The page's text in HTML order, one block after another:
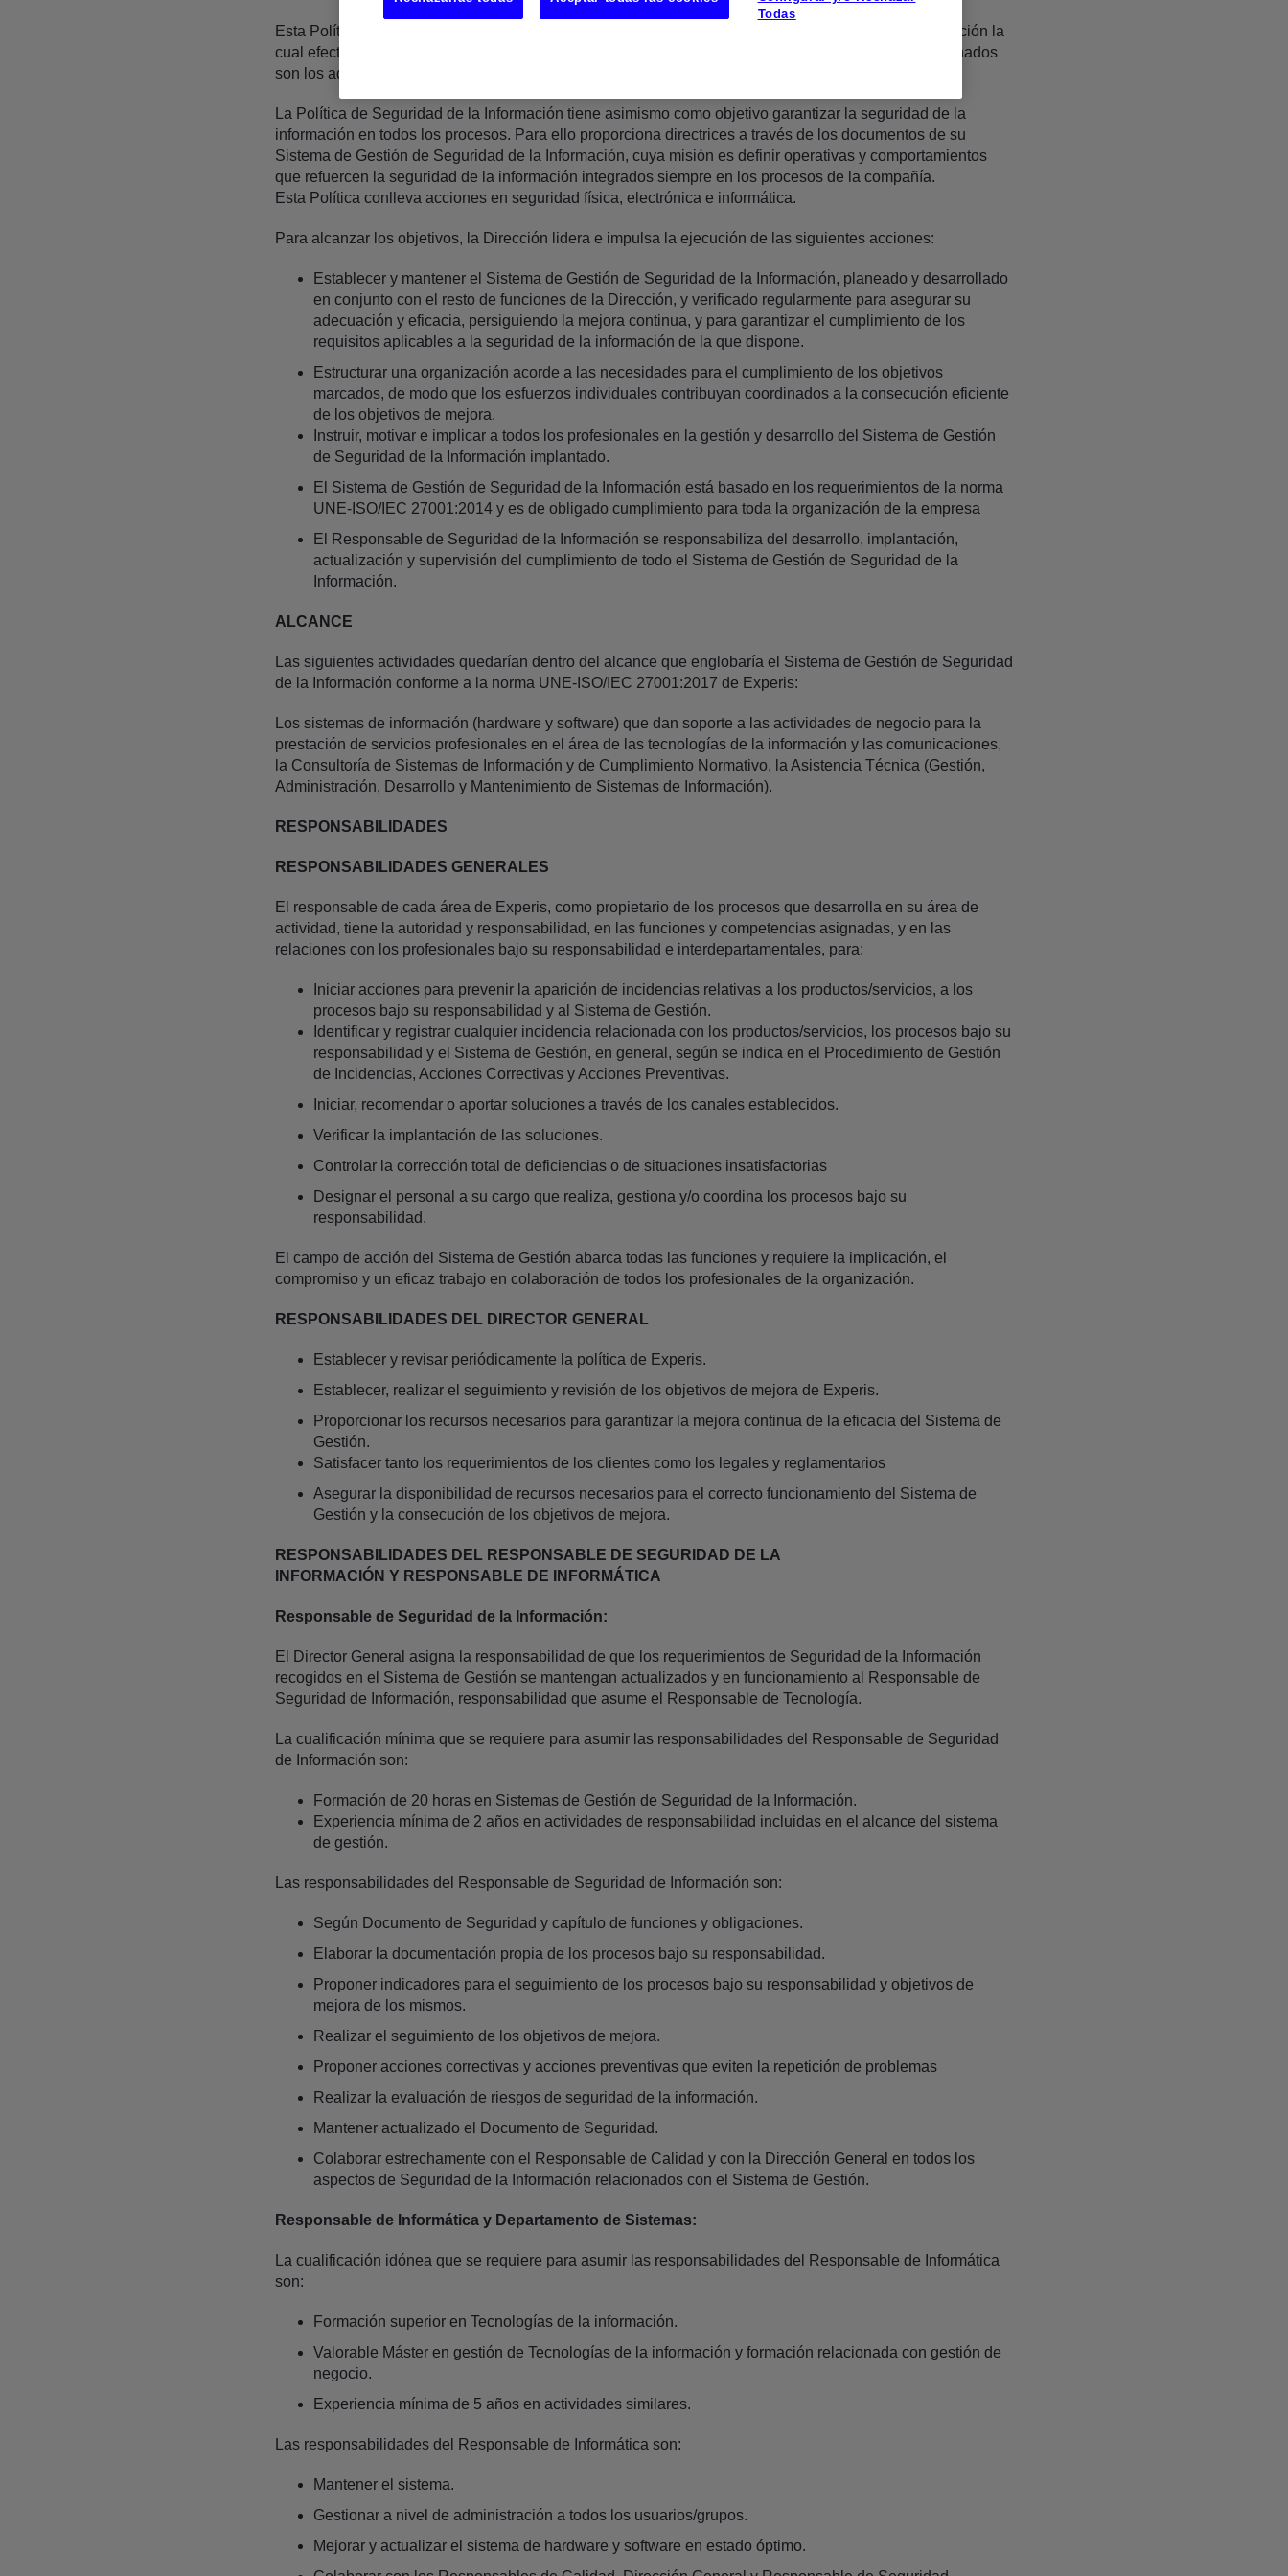
Esta Política de Seguridad de la Información es coherente con los objetivos establecidos por la Dirección la
cual efectúa los seguimientos sistemáticos que entienda oportunos y comprueba si los recursos asignados
son los adecuados para su correcto desarrollo.
La Política de Seguridad de la Información tiene asimismo como objetivo garantizar la seguridad de la
información en todos los procesos. Para ello proporciona directrices a través de los documentos de su
Sistema de Gestión de Seguridad de la Información, cuya misión es definir operativas y comportamientos
que refuercen la seguridad de la información integrados siempre en los procesos de la compañía.
Esta Política conlleva acciones en seguridad física, electrónica e informática.
Para alcanzar los objetivos, la Dirección lidera e impulsa la ejecución de las siguientes acciones:
Establecer y mantener el Sistema de Gestión de Seguridad de la Información, planeado y desarrollado
en conjunto con el resto de funciones de la Dirección, y verificado regularmente para asegurar su
adecuación y eficacia, persiguiendo la mejora continua, y para garantizar el cumplimiento de los
requisitos aplicables a la seguridad de la información de la que dispone.
Estructurar una organización acorde a las necesidades para el cumplimiento de los objetivos
marcados, de modo que los esfuerzos individuales contribuyan coordinados a la consecución eficiente
de los objetivos de mejora.
Instruir, motivar e implicar a todos los profesionales en la gestión y desarrollo del Sistema de Gestión
de Seguridad de la Información implantado.
El Sistema de Gestión de Seguridad de la Información está basado en los requerimientos de la norma
UNE-ISO/IEC 27001:2014 y es de obligado cumplimiento para toda la organización de la empresa
El Responsable de Seguridad de la Información se responsabiliza del desarrollo, implantación,
actualización y supervisión del cumplimiento de todo el Sistema de Gestión de Seguridad de la
Información.
ALCANCE
Las siguientes actividades quedarían dentro del alcance que englobaría el Sistema de Gestión de Seguridad
de la Información conforme a la norma UNE-ISO/IEC 27001:2017 de Experis:
Los sistemas de información (hardware y software) que dan soporte a las actividades de negocio para la
prestación de servicios profesionales en el área de las tecnologías de la información y las comunicaciones,
la Consultoría de Sistemas de Información y de Cumplimiento Normativo, la Asistencia Técnica (Gestión,
Administración, Desarrollo y Mantenimiento de Sistemas de Información).
RESPONSABILIDADES
RESPONSABILIDADES GENERALES
El responsable de cada área de Experis, como propietario de los procesos que desarrolla en su área de
actividad, tiene la autoridad y responsabilidad, en las funciones y competencias asignadas, y en las
relaciones con los profesionales bajo su responsabilidad e interdepartamentales, para:
Iniciar acciones para prevenir la aparición de incidencias relativas a los productos/servicios, a los
procesos bajo su responsabilidad y al Sistema de Gestión.
Identificar y registrar cualquier incidencia relacionada con los productos/servicios, los procesos bajo su
responsabilidad y el Sistema de Gestión, en general, según se indica en el Procedimiento de Gestión
de Incidencias, Acciones Correctivas y Acciones Preventivas.
Iniciar, recomendar o aportar soluciones a través de los canales establecidos.
Verificar la implantación de las soluciones.
Controlar la corrección total de deficiencias o de situaciones insatisfactorias
Designar el personal a su cargo que realiza, gestiona y/o coordina los procesos bajo su
responsabilidad.
El campo de acción del Sistema de Gestión abarca todas las funciones y requiere la implicación, el
compromiso y un eficaz trabajo en colaboración de todos los profesionales de la organización.
RESPONSABILIDADES DEL DIRECTOR GENERAL
Establecer y revisar periódicamente la política de Experis.
Establecer, realizar el seguimiento y revisión de los objetivos de mejora de Experis.
Proporcionar los recursos necesarios para garantizar la mejora continua de la eficacia del Sistema de
Gestión.
Satisfacer tanto los requerimientos de los clientes como los legales y reglamentarios
Asegurar la disponibilidad de recursos necesarios para el correcto funcionamiento del Sistema de
Gestión y la consecución de los objetivos de mejora.
RESPONSABILIDADES DEL RESPONSABLE DE SEGURIDAD DE LA
INFORMACIÓN Y RESPONSABLE DE INFORMÁTICA
Responsable de Seguridad de la Información:
El Director General asigna la responsabilidad de que los requerimientos de Seguridad de la Información
recogidos en el Sistema de Gestión se mantengan actualizados y en funcionamiento al Responsable de
Seguridad de Información, responsabilidad que asume el Responsable de Tecnología.
La cualificación mínima que se requiere para asumir las responsabilidades del Responsable de Seguridad
de Información son:
Formación de 20 horas en Sistemas de Gestión de Seguridad de la Información.
Experiencia mínima de 2 años en actividades de responsabilidad incluidas en el alcance del sistema
de gestión.
Las responsabilidades del Responsable de Seguridad de Información son:
Según Documento de Seguridad y capítulo de funciones y obligaciones.
Elaborar la documentación propia de los procesos bajo su responsabilidad.
Proponer indicadores para el seguimiento de los procesos bajo su responsabilidad y objetivos de
mejora de los mismos.
Realizar el seguimiento de los objetivos de mejora.
Proponer acciones correctivas y acciones preventivas que eviten la repetición de problemas
Realizar la evaluación de riesgos de seguridad de la información.
Mantener actualizado el Documento de Seguridad.
Colaborar estrechamente con el Responsable de Calidad y con la Dirección General en todos los
aspectos de Seguridad de la Información relacionados con el Sistema de Gestión.
Responsable de Informática y Departamento de Sistemas:
La cualificación idónea que se requiere para asumir las responsabilidades del Responsable de Informática
son:
Formación superior en Tecnologías de la información.
Valorable Máster en gestión de Tecnologías de la información y formación relacionada con gestión de
negocio.
Experiencia mínima de 5 años en actividades similares.
Las responsabilidades del Responsable de Informática son:
Mantener el sistema.
Gestionar a nivel de administración a todos los usuarios/grupos.
Mejorar y actualizar el sistema de hardware y software en estado óptimo.
Todas